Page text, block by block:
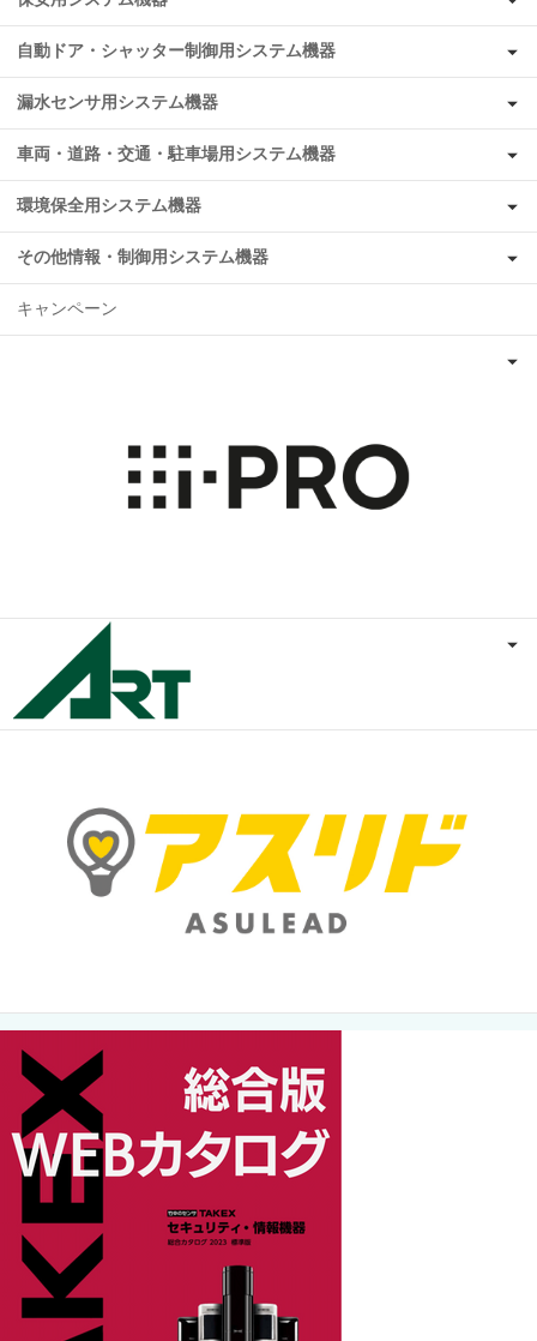
自動ドア・シャッター制御用システム機器
漏水センサ用システム機器
車両・道路・交通・駐車場用システム機器
環境保全用システム機器
その他情報・制御用システム機器
キャンペーン